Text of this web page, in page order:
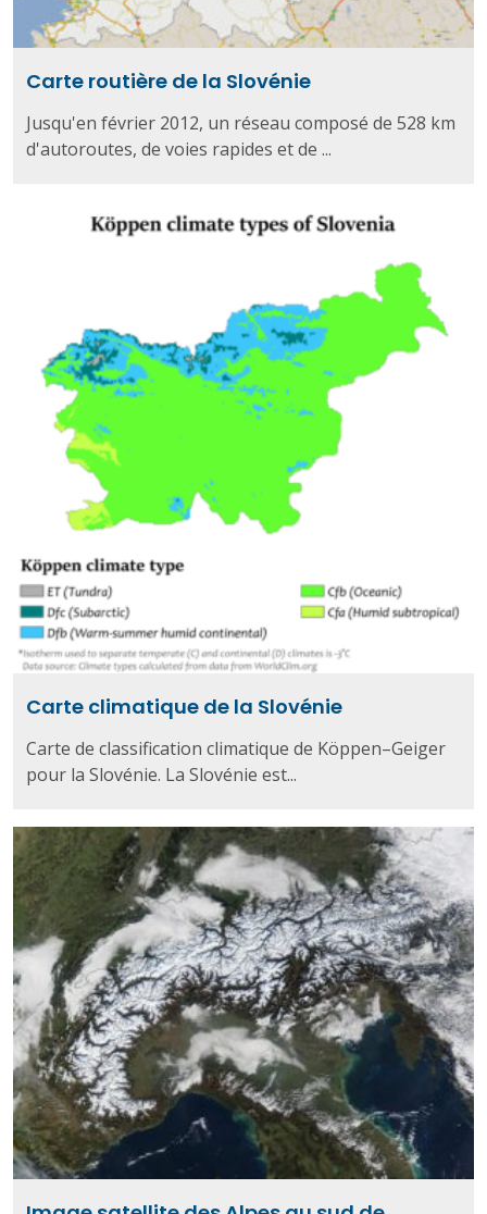
Carte routière de la Slovénie
Jusqu'en février 2012, un réseau composé de 528 km
d'autoroutes, de voies rapides et de ...
Carte climatique de la Slovénie
Carte de classification climatique de Köppen–Geiger
pour la Slovénie. La Slovénie est...